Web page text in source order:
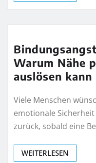
Warum Nähe
auslösen kann
Viele Menschen
emotionale
zurück, sobald eine
WEITERLESEN